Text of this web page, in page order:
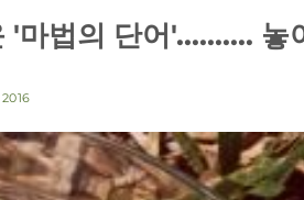
마법의 단어'.......... 놓